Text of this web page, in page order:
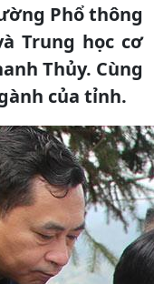
Phổ thông
Trung học cơ
Thủy. Cùng
của tỉnh.